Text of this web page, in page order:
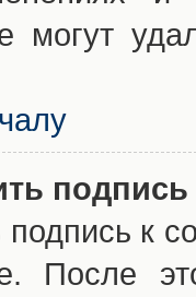
могут
подпись к
После